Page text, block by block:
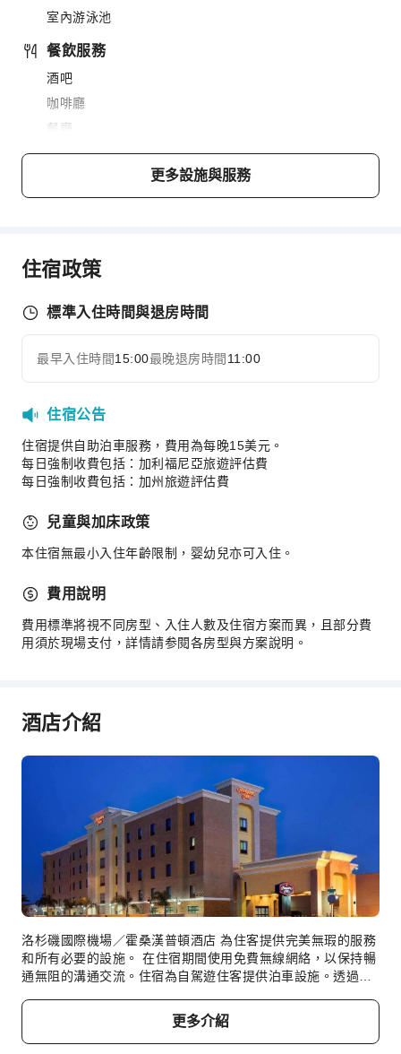
室內游泳池
餐飲服務
酒吧
咖啡廳
餐廳
送餐服務
商務服務
運動設施
保齡球館
網球場
交通服務
叫車服務
清潔服務
乾洗服務
洗衣服務
公共區域設施
自動販賣機
自動提款機
電梯
充電車位
代為照顧寵物
上網服務
櫃檯服務
旅遊票務服務
禮賓服務
快速入住退房
展開全部
更多設施與服務
住宿政策
標準入住時間與退房時間
最早入住時間15:00最晚退房時間 11:00
住宿公告
住宿提供自助泊車服務，費用為每晚15美元。
每日強制收費包括：加利福尼亞旅遊評估費
每日強制收費包括：加州旅遊評估費
兒童與加床政策
本住宿無最小入住年齡限制，婴幼兒亦可入住。
費用說明
費用標準將視不同房型、入住人數及住宿方案而異，且部分費
用須於現場支付，詳情請参閱各房型與方案說明。
酒店介紹
洛杉磯國際機場／霍桑漢普頓酒店 為住客提供完美無瑕的服務
和所有必要的設施。 在住宿期間使用免費無線網絡，以保持暢
通無阻的溝通交流。住宿為自駕遊住客提供泊車設施。透過前
住客或或需要乾淨服裝的客人，住宿提供的洗衣服務都非常方
便，可確保你珍愛的旅行服裝保持一塵不染。想放鬆身心？充
分利用 洛杉磯國際機場／霍桑漢普頓酒店 提供的客房服務等
更多介紹